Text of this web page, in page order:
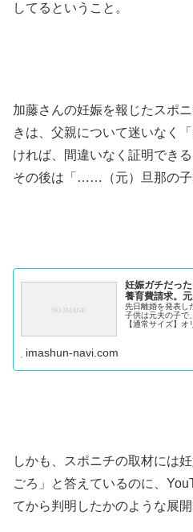
してるということ。
加藤さんの妊娠を報じたスポ
きは、父親について迷いなく
ければ、間違いなく証明でき
その後は「……（元）旦那の子
妊娠ガチだっ
養育費請求。
先日離婚を発表し
子供は元夫の子で
【通常サイズ】
imashun-navi.com
しかも、スポニチの取材には
ごろ」と答えているのに、
てから判明したかのような展開